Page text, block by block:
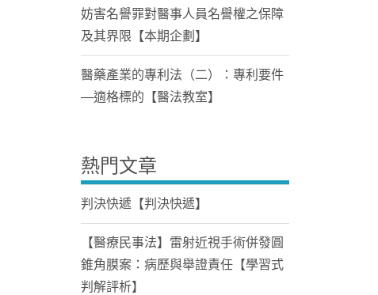
妨害名譽罪對醫事人員名譽權之保障
及其界限【本期企劃】
醫藥產業的專利法（二）：專利要件
—適格標的【醫法教室】
熱門文章
判決快遞【判決快遞】
【醫療民事法】雷射近視手術併發圓
錐角膜案：病歷與舉證責任【學習式
判解評析】